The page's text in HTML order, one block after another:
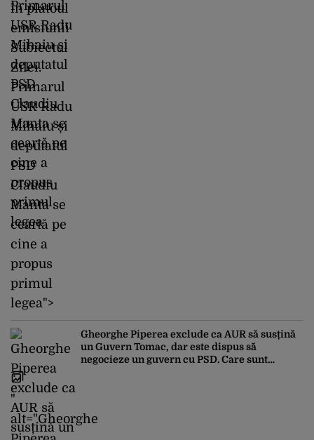
în platoul
emisiunii
Subiectul
Zilei.
Primarul
USR Radu
Mihaiu și
deputatul
PSD
Claudiu
Manta se
ceartă pe
cine a
propus
primul
legea">
"
alt="Gheorghe
Gheorghe Piperea exclude ca AUR să susțină
un Guvern Tomac, dar este dispus să
negocieze un guvern cu PSD. Care sunt